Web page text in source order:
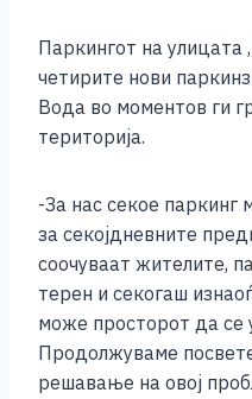
Паркингот на
четирите нови
Вода во моментов ги
територија.
-За нас секое паркинг
за секојдневните
соочуваат жителите,
терен и секогаш
може просторот да се
Продолжуваме
решавање на овој